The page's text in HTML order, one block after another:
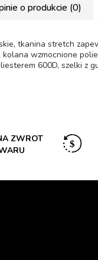
o produkcie (0)
tkanina stretch
wzmocnione
600D, szelki z
ZWROT